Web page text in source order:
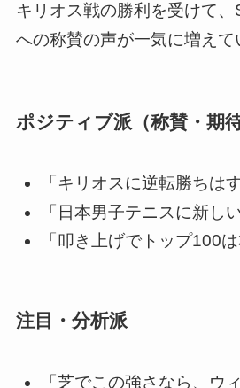
キリオス戦の勝利を受けて
への称賛の声が一気に増えて
ポジティブ派（称賛・期待
「キリオスに逆転勝ちは
「日本男子テニスに新し
「叩き上げでトップ100
注目・分析派
「芝でこの強さなら、ウ